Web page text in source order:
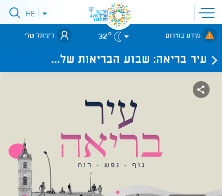
פתיחת
תפריט
אתר
לאתר עיריית
תל-אביב
פתיחתHE
מידע בחירום 32° דיגיתל שלי
עיר בריאה: שבוע הבריאות של...